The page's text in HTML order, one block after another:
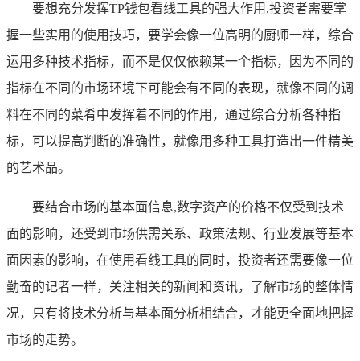
要想充分发挥TP钱包看线工具的强大作用,投资者需要掌
握一些实用的使用技巧，要学会像一位高明的厨师一样，综合
运用多种技术指标，而不是仅仅依赖某一个指标，因为不同的
指标在不同的市场环境下可能会有不同的表现，就像不同的调
料在不同的菜肴中发挥着不同的作用，通过综合分析各种指
标，可以提高判断的准确性，就像用多种工具打造出一件精美
的艺术品。
要结合市场的基本面信息,数字资产的价格不仅受到技术
面的影响，还受到市场供需关系、政策法规、行业发展等基本
面因素的影响，在使用看线工具的同时，投资者还需要像一位
勤奋的记者一样，关注相关的新闻和资讯，了解市场的整体情
况，只有将技术分析与基本面分析相结合，才能更全面地把握
市场的走势。